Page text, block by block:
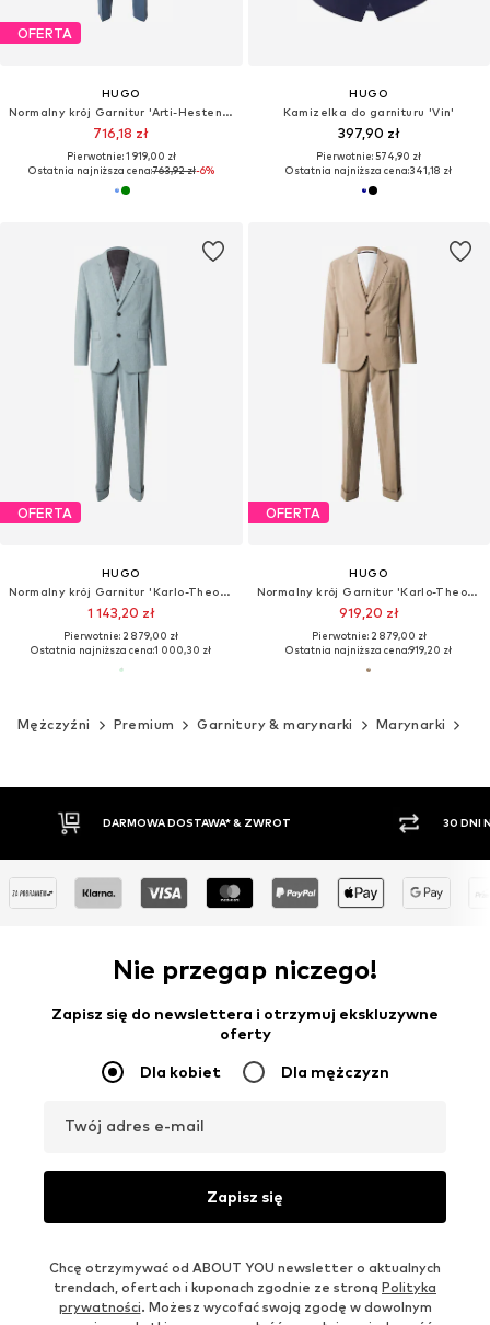
OFERTA
HUGO
Normalny krój Garnitur 'Arti-Hesten253X'
716,18 zł
Pierwotnie: 1 919,00 zł
Ostatnia najniższa cena:763,92 zł-6%
HUGO
Kamizelka do garnituru 'Vin'
397,90 zł
Pierwotnie: 574,90 zł
Ostatnia najniższa cena:341,18 zł
OFERTA
HUGO
Normalny krój Garnitur 'Karlo-Theodor'
1 143,20 zł
Pierwotnie: 2 879,00 zł
Ostatnia najniższa cena:1 000,30 zł
OFERTA
HUGO
Normalny krój Garnitur 'Karlo-Theodor'
919,20 zł
Pierwotnie: 2 879,00 zł
Ostatnia najniższa cena:919,20 zł
Mężczyźni Premium Garnitury & marynarki Marynarki
30 DNI NA ZWROT TOWARU
Nie przegap niczego!
Zapisz się do newslettera i otrzymuj ekskluzywne
oferty
Dla kobiet Dla mężczyzn
Twój adres e-mail
Zapisz się
Chcę otrzymywać od ABOUT YOU newsletter o aktualnych
trendach, ofertach i kuponach zgodnie ze stroną Polityka
prywatności. Możesz wycofać swoją zgodę w dowolnym